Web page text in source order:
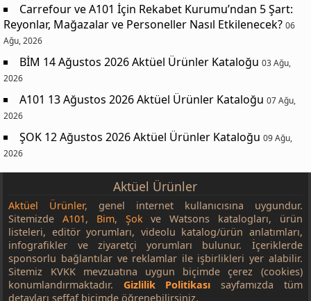
Carrefour ve A101 İçin Rekabet Kurumu’ndan 5 Şart:
Reyonlar, Mağazalar ve Personeller Nasıl Etkilenecek? 06
Ağu, 2026
BİM 14 Ağustos 2026 Aktüel Ürünler Kataloğu 03 Ağu,
2026
A101 13 Ağustos 2026 Aktüel Ürünler Kataloğu 07 Ağu,
2026
ŞOK 12 Ağustos 2026 Aktüel Ürünler Kataloğu 09 Ağu,
2026
Aktüel Ürünler
Aktüel Ürünler, genel internet kullanıcısına uygundur.
SitemizdeA101, Bim, Şokve Watsons katalogları, ürün
listeleri, editör yorumları, videolu katalog/ürün anlatımları,
infografikler ve ziyaretçi yorumları bulunur. İçeriklerde
sponsorlu bağlantılar ve reklamlar ile işbirlikleri yer alabilir.
Sitemiz KVKK mevzuatına uygun biçimde çerez (cookies)
konumlandırmaktadır. Gizlilik Politikası sayfamızda tüm
detayları şeffaf biçimde öğrenebilirsiniz.